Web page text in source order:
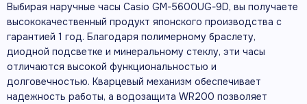
Выбирая наручные часы Casio GM-5600UG-9D, вы получаете
высококачественный продукт японского производства с
гарантией 1 год. Благодаря полимерному браслету,
диодной подсветке и минеральному стеклу, эти часы
отличаются высокой функциональностью и
долговечностью. Кварцевый механизм обеспечивает
надежность работы, а водозащита WR200 позволяет